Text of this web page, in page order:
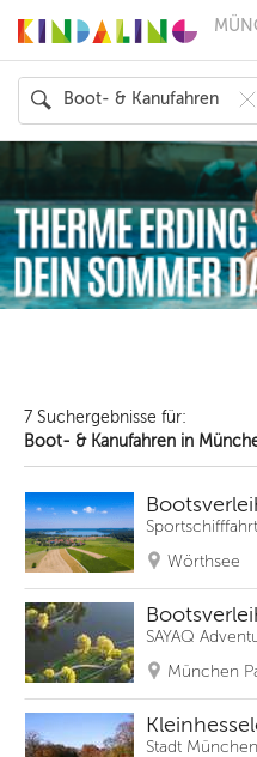
KÖLN
ESSEN
7 Suchergebnisse für:
Boot- & Kanufahren in
Wörthsee
SAYAQ
München
Stadt München